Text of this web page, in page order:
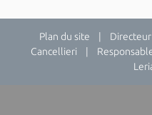
Plan du site | Directeur
Cancellieri |